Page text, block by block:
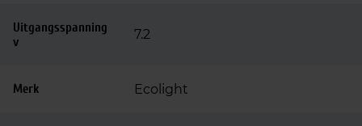
Uitgangsspanning
v
7.2
Merk Ecolight